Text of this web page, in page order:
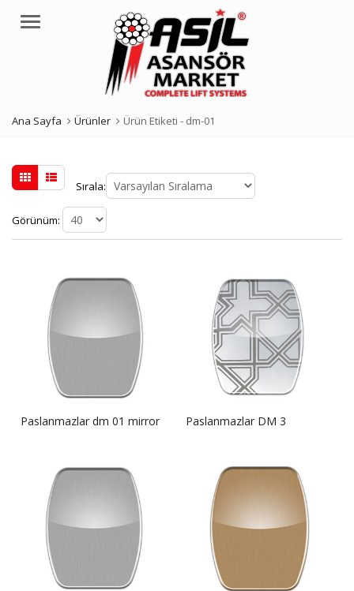
Menü
Ana Sayfa Ürünler Ürün Etiketi - dm-01
Sırala:
Görünüm:
Paslanmazlar dm 01 mirror Paslanmazlar DM 3